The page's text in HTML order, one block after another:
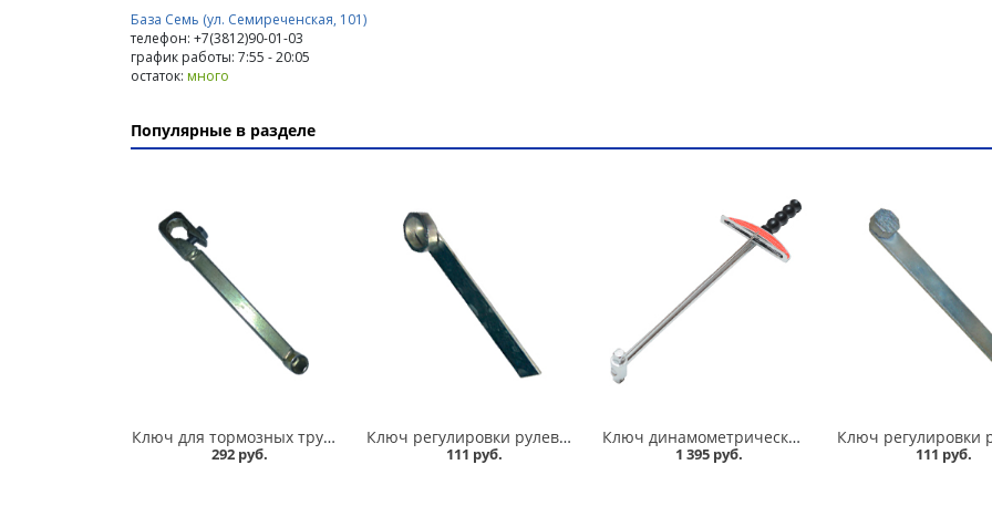
База Семь (ул. Семиреченская, 101)
телефон: +7(3812)90-01-03
график работы: 7:55 - 20:05
остаток: много
Популярные в разделе
Ключ для тормозных трубок 10*12 усиленный в Омске
292 руб.
Ключ регулировки рулевой рейки 2110-012 в Омске
111 руб.
Ключ динамометрический шкальный 1/2 Сервис ключ в Омске
1 395 руб. 111 руб.